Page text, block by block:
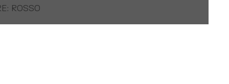
ROSSO